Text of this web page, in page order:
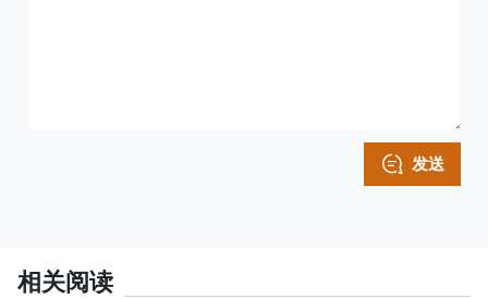
发送
相关阅读